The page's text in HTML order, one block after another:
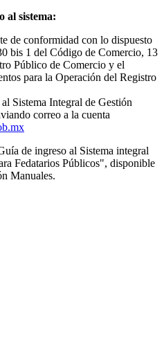
al sistema:
de conformidad con lo dispuesto
bis 1 del Código de Comercio, 13
Público de Comercio y el
para la Operación del Registro
Sistema Integral de Gestión
correo a la cuenta
de ingreso al Sistema integral
Fedatarios Públicos", disponible
Manuales.